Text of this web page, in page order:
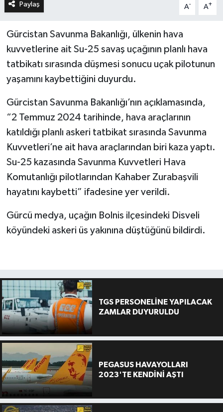
Paylaş A- A+
Gürcistan Savunma Bakanlığı, ülkenin hava
kuvvetlerine ait Su-25 savaş uçağının planlı hava
tatbikatı sırasında düşmesi sonucu uçak pilotunun
yaşamını kaybettiğini duyurdu.
Gürcistan Savunma Bakanlığı’nın açıklamasında,
“2 Temmuz 2024 tarihinde, hava araçlarının
katıldığı planlı askeri tatbikat sırasında Savunma
Kuvvetleri’ne ait hava araçlarından biri kaza yaptı.
Su-25 kazasında Savunma Kuvvetleri Hava
Komutanlığı pilotlarından Kahaber Zurabaşvili
hayatını kaybetti” ifadesine yer verildi.
Gürcü medya, uçağın Bolnis ilçesindeki Disveli
köyündeki askeri üs yakınına düştüğünü bildirdi.
TGS PERSONELİNE YAPILACAK
ZAMLAR DUYURULDU
PEGASUS HAVAYOLLARI
2023'TE KENDİNİ AŞTI